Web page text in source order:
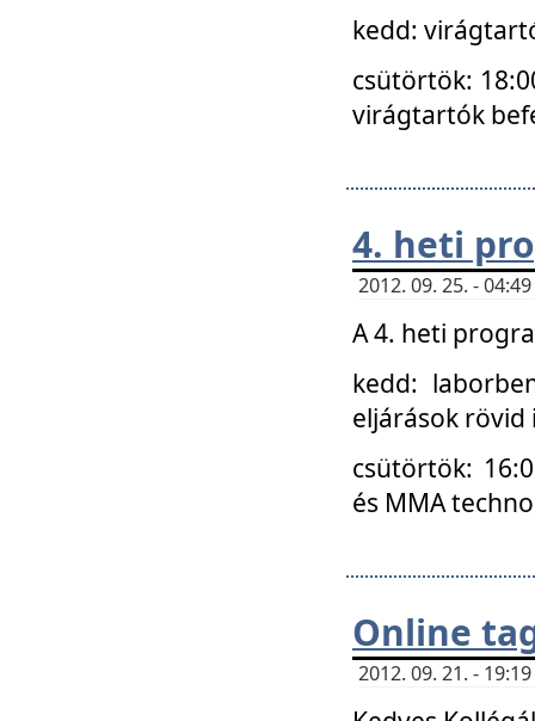
kedd:
csütörtök:
virágtartók
4. heti
2012. 09. 25. -
A 4. heti
kedd:
eljárások
csütörtök:
és MMA
Online
2012. 09. 21. -